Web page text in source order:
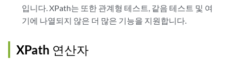
입니다. XPath는 또한 관계형 테스트, 같음 테스트 및 여
기에 나열되지 않은 더 많은 기능을 지원합니다.
XPath 연산자